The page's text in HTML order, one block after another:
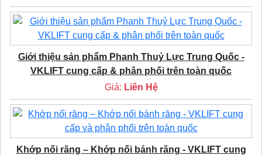
Giới thiệu sản phẩm Phanh Thuỷ Lực Trung Quốc -
VKLIFT cung cấp & phân phối trên toàn quốc
Giá: Liên Hệ
Khớp nối răng – Khớp nối bánh răng - VKLIFT cung